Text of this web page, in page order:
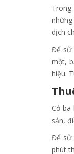
dịch
Để sử
một,
hiệu.
Cỏ
sản,
Để sử
phút